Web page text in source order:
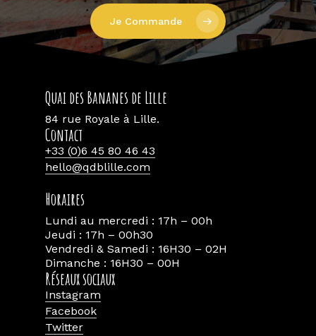
Je Commande
Quai des Bananes de Lille
84 rue Royale à Lille.
Contact
+33 (0)6 45 80 46 43
hello@qdblille.com
Horaires
Lundi au mercredi : 17h – 00h
Jeudi : 17h – 00h30
Vendredi & Samedi : 16H30 – 02H
Dimanche : 16H30 – 00H
Réseaux sociaux
Instagram
Facebook
Twitter